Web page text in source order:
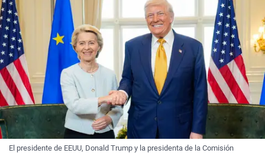
El presidente de EEUU, Donald Trump y la presidenta de la Comisión